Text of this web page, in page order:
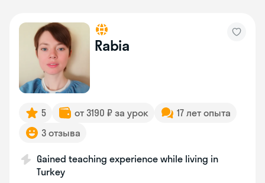
Rabia
5 от 3190 ₽ за урок
17 лет опыта
3 отзыва
Gained teaching experience while living in
Turkey